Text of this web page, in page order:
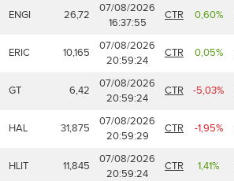
ENGI 26,72
07/08/2026
16:37:55
CTR 0,60%
ERIC 10,165
07/08/2026
20:59:24
CTR 0,05%
GT 6,42
07/08/2026
20:59:24
CTR -5,03%
HAL 31,875
07/08/2026
20:59:29
CTR -1,95%
HLIT 11,845
07/08/2026
20:59:24
CTR 1,41%